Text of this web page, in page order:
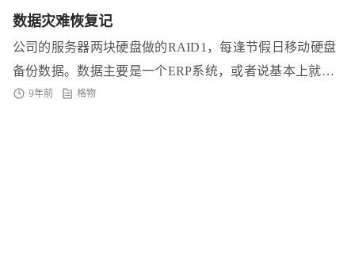
数据灾难恢复记
公司的服务器两块硬盘做的RAID1，每逢节假日移动硬盘
备份数据。数据主要是一个ERP系统，或者说基本上就是
一个邮件系统；一个外贸制单软件，图纸文件，再就是...
9年前 格物